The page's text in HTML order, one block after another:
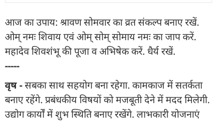
आज का उपाय: श्रावण सोमवार का व्रत संकल्प बनाए रखें.
ओम् नमः शिवाय एवं ओम् सोम् सोमाय नमः का जाप करें.
महादेव शिवशंभू की पूजा व अभिषेक करें. धैर्य रखें.
-----
वृष -सबका साथ सहयोग बना रहेगा. कामकाज में सतर्कता
बनाए रहेंगे. प्रबंधकीय विषयों को मजबूती देने में मदद मिलेगी.
उद्योग कार्यों में शुभ स्थिति बनाए रखेंगे. लाभकारी योजनाएं